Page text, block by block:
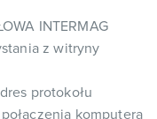
INTERMAG
z witryny
protokołu
komputera